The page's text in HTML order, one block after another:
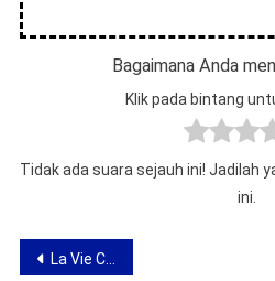
Bagaimana Anda
Klik pada bintang
Tidak ada suara sejauh ini! Jadilah
ini.
Navigasi
La Vie Clarte – pendapat tentang serum pada bulu mata mewah